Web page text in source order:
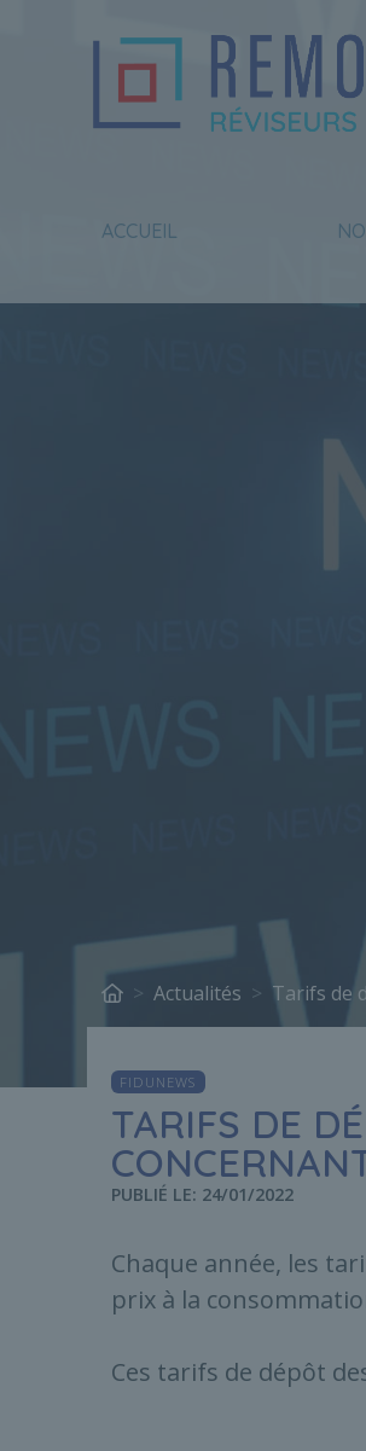
ACCUEIL
Actualités Tarifs de
FIDUNEWS
TARIFS DE
PUBLIÉ LE: 24/01/2022
Chaque année, les
prix à la
Ces tarifs de dépôt